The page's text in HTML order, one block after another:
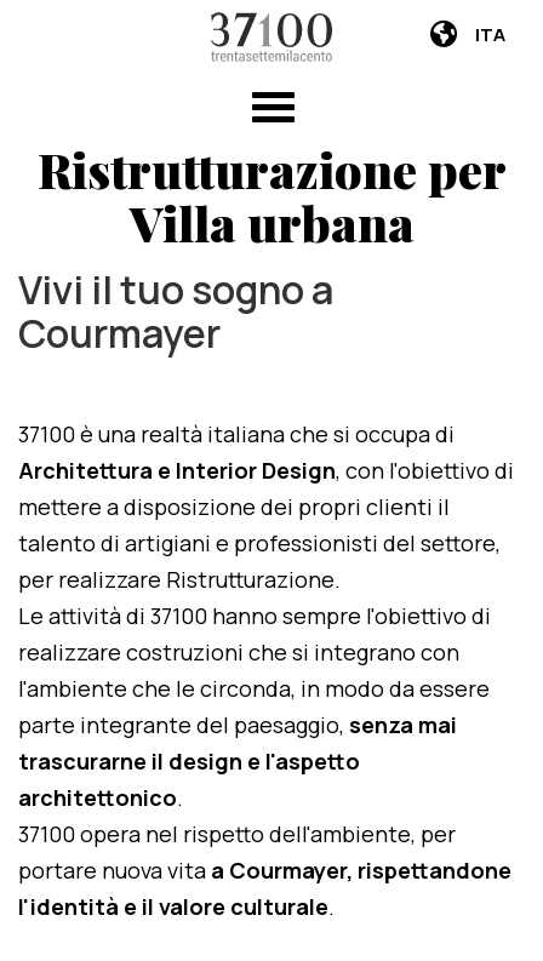
ITA
Ristrutturazione per
Villa urbana
Vivi il tuo sogno a
Courmayer
37100 è una realtà italiana che si occupa di
Architettura e Interior Design, con l'obiettivo di
mettere a disposizione dei propri clienti il
talento di artigiani e professionisti del settore,
per realizzare Ristrutturazione.
Le attività di 37100 hanno sempre l'obiettivo di
realizzare costruzioni che si integrano con
l'ambiente che le circonda, in modo da essere
parte integrante del paesaggio, senza mai
trascurarne il design e l'aspetto
architettonico.
37100 opera nel rispetto dell'ambiente, per
portare nuova vita a Courmayer, rispettandone
l'identità e il valore culturale.